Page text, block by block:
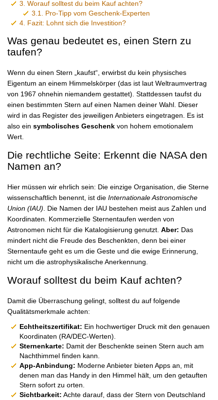
3. Worauf solltest du beim Kauf achten?
3.1.
Pro-Tipp vom Geschenk-Experten
4. Fazit: Lohnt sich die Investition?
Was genau bedeutet es, einen Stern zu
taufen?
Wenn du einen Stern „kaufst“, erwirbst du kein physisches
Eigentum an einem Himmelskörper (das ist laut Weltraumvertrag
von 1967 ohnehin niemandem gestattet). Stattdessen taufst du
einen bestimmten Stern auf einen Namen deiner Wahl. Dieser
wird in das Register des jeweiligen Anbieters eingetragen. Es ist
also ein symbolisches Geschenk von hohem emotionalem
Wert.
Die rechtliche Seite: Erkennt die NASA den
Namen an?
Hier müssen wir ehrlich sein: Die einzige Organisation, die Sterne
wissenschaftlich benennt, ist die Internationale Astronomische
Union (IAU) . Die Namen der IAU bestehen meist aus Zahlen und
Koordinaten. Kommerzielle Sternentaufen werden von
Astronomen nicht für die Katalogisierung genutzt. Aber: Das
mindert nicht die Freude des Beschenkten, denn bei einer
Sternentaufe geht es um die Geste und die ewige Erinnerung,
nicht um die astrophysikalische Anerkennung.
Worauf solltest du beim Kauf achten?
Damit die Überraschung gelingt, solltest du auf folgende
Qualitätsmerkmale achten:
Echtheitszertifikat: Ein hochwertiger Druck mit den genauen
Koordinaten (RA/DEC-Werten).
Sternenkarte: Damit der Beschenkte seinen Stern auch am
Nachthimmel finden kann.
App-Anbindung: Moderne Anbieter bieten Apps an, mit
denen man das Handy in den Himmel hält, um den getauften
Stern sofort zu orten.
Sichtbarkeit: Achte darauf, dass der Stern von Deutschland